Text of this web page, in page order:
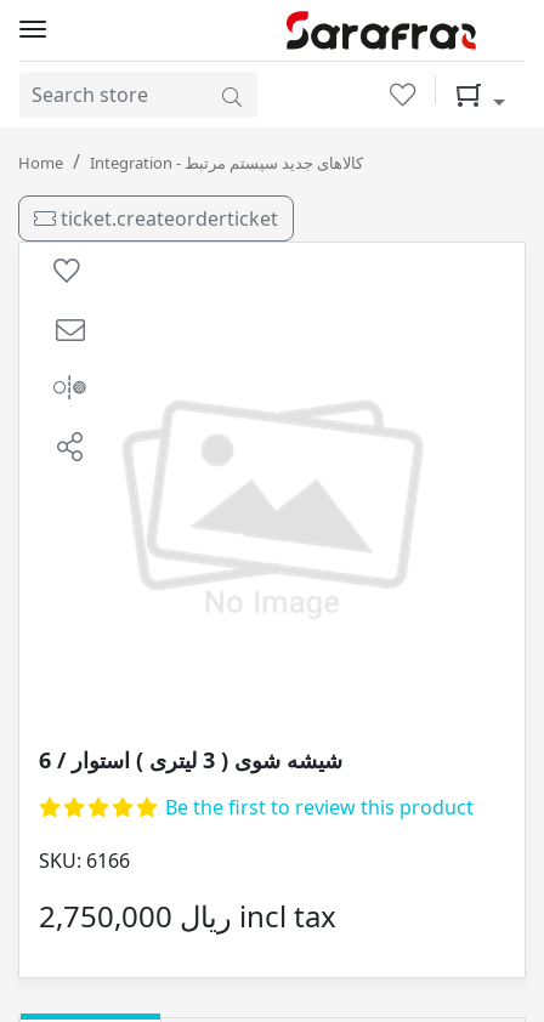
Wishlist
Home Integration - کالاهای جدید سیستم مرتبط
شیشه شوی ( 3 لیتری ) استوار / 6
ticket.createorderticket
شیشه شوی ( 3 لیتری ) استوار / 6
Be the first to review this product
SKU: 6166
2,750,000 ریال incl tax